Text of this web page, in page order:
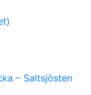
– Saltsjösten